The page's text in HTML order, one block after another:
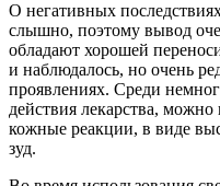
О негативных
слышно, поэтому вывод
обладают хорошей
и наблюдалось, но очень
проявлениях. Среди
действия лекарства,
кожные реакции, в виде
зуд.